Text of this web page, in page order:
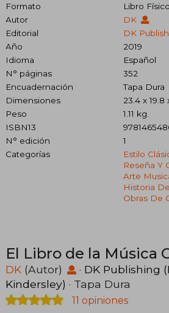
Formato
Libro Físico
Autor
DK
Editorial
DK
Año
2019
Idioma
Español
N° páginas
352
Encuadernación
Tapa Dura
Dimensiones
23.4 x 19.8
Peso
1.11 kg.
ISBN13
N° edición
1
Categorías
Estilo
Reseña Y
Arte
Historia
Obras De
El Libro de la Música
DK (Autor) · DK Publishing
Kindersley) · Tapa Dura
11 opiniones